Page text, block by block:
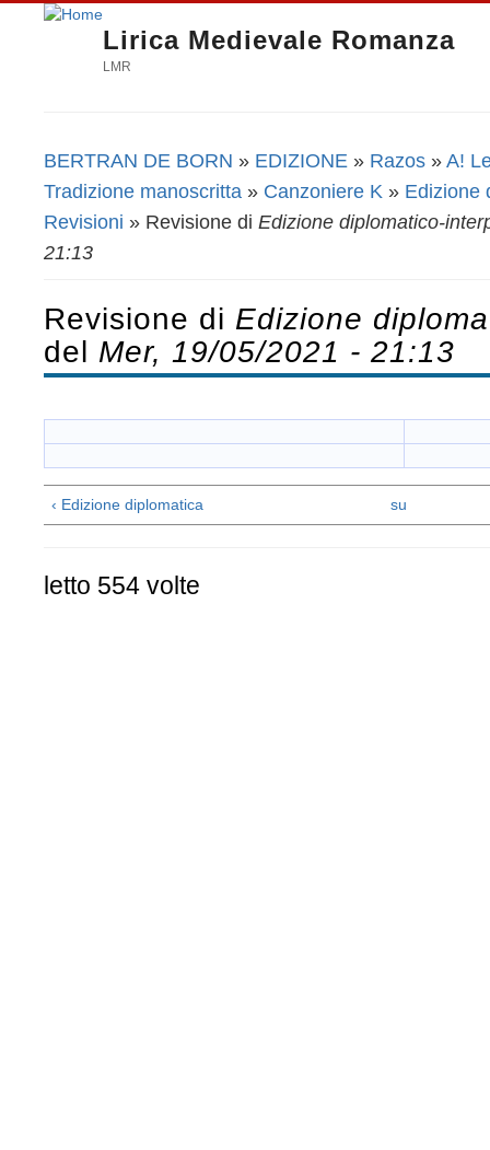
Lirica Medievale Romanza
LMR
Tu sei qui
BERTRAN DE BORN » EDIZIONE » Razos » A!
Tradizione manoscritta » Canzoniere K » Edizione
Revisioni » Revisione di Edizione diplomatico-
21:13
Revisione di Edizione
del Mer, 19/05/2021 - 21:13
‹ Edizione diplomatica su
letto 554 volte